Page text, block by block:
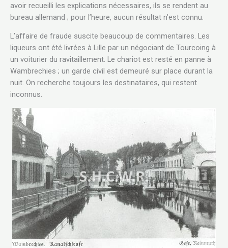
avoir recueilli les explications nécessaires, ils se rendent au
bureau allemand ; pour l’heure, aucun résultat n’est connu.
L’affaire de fraude suscite beaucoup de commentaires. Les
liqueurs ont été livrées à Lille par un négociant de Tourcoing à
un voiturier du ravitaillement. Le chariot est resté en panne à
Wambrechies ; un garde civil est demeuré sur place durant la
nuit. On recherche toujours les destinataires, qui restent
inconnus.